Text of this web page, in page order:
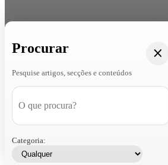
Procurar
Pesquise artigos, secções e conteúdos
Categoria: